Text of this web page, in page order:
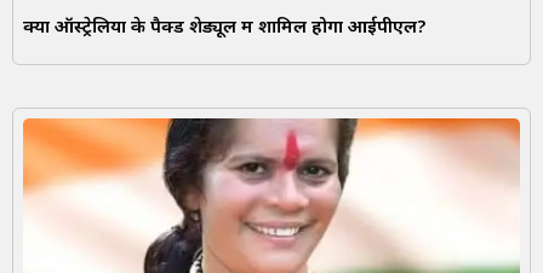
क्या ऑस्ट्रेलिया के पैक्ड शेड्यूल में शामिल होगा आईपीएल?